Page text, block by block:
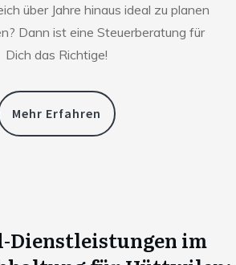
über Jahre hinaus ideal zu planen
Dann ist eine Steuerberatung für
Dich das Richtige!
Mehr Erfahren
Dienstleistungen im